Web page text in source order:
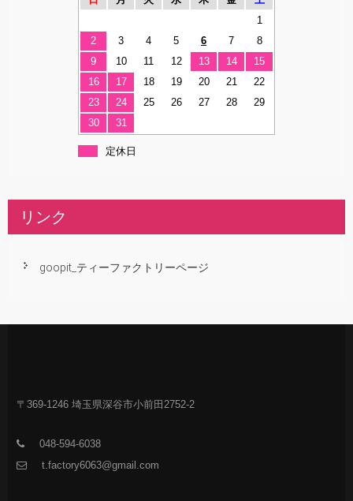
1
2
3 4 5 6 7
8
9
10 11 12 13 14
15
16
17 18 19 20 21
22
23
24 25 26 27 28
29
30
31
定休日
リンク
goopit_ティーファクトリーページ
〒369-1246 埼玉県深谷市小前田2752-2
048-594-6038
t.factory6063@gmail.com